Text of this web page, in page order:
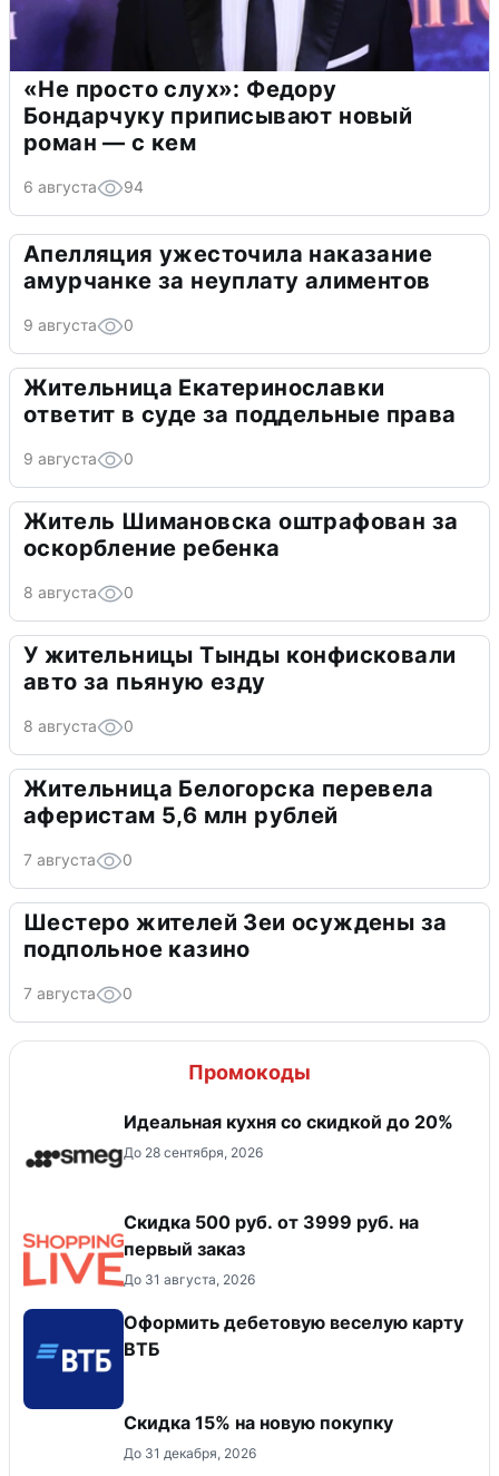
«Не просто слух»: Федору
Бондарчуку приписывают новый
роман — с кем
6 августа 94
Апелляция ужесточила наказание
амурчанке за неуплату алиментов
9 августа 0
Жительница Екатеринославки
ответит в суде за поддельные права
9 августа 0
Житель Шимановска оштрафован за
оскорбление ребенка
8 августа 0
У жительницы Тынды конфисковали
авто за пьяную езду
8 августа 0
Жительница Белогорска перевела
аферистам 5,6 млн рублей
7 августа 0
Шестеро жителей Зеи осуждены за
подпольное казино
7 августа 0
Промокоды
Идеальная кухня со скидкой до 20%
До 28 сентября, 2026
Скидка 500 руб. от 3999 руб. на
первый заказ
До 31 августа, 2026
Оформить дебетовую веселую карту
ВТБ
Скидка 15% на новую покупку
До 31 декабря, 2026